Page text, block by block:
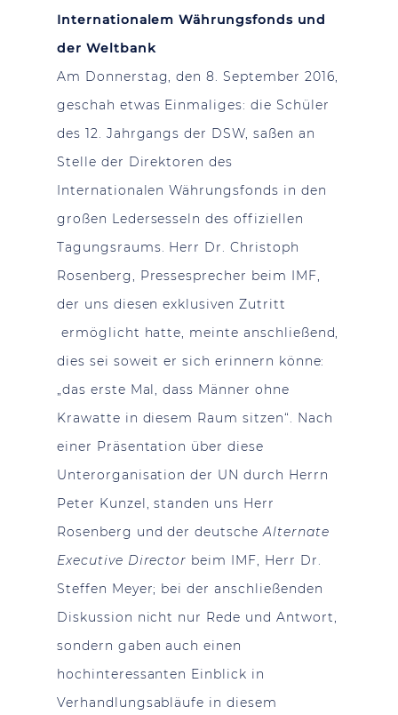
Internationalem Währungsfonds und
der Weltbank
Am Donnerstag, den 8. September 2016,
geschah etwas Einmaliges: die Schüler
des 12. Jahrgangs der DSW, saßen an
Stelle der Direktoren des
Internationalen Währungsfonds in den
großen Ledersesseln des offiziellen
Tagungsraums. Herr Dr. Christoph
Rosenberg, Pressesprecher beim IMF,
der uns diesen exklusiven Zutritt
ermöglicht hatte, meinte anschließend,
dies sei soweit er sich erinnern könne:
„das erste Mal, dass Männer ohne
Krawatte in diesem Raum sitzen“. Nach
einer Präsentation über diese
Unterorganisation der UN durch Herrn
Peter Kunzel, standen uns Herr
Rosenberg und der deutscheAlternate
Executive Director beim IMF, Herr Dr.
Steffen Meyer; bei der anschließenden
Diskussion nicht nur Rede und Antwort,
sondern gaben auch einen
hochinteressanten Einblick in
Verhandlungsabläufe in diesem